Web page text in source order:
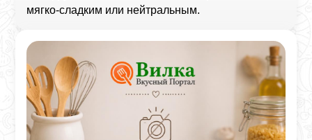
мягко‑сладким или нейтральным.